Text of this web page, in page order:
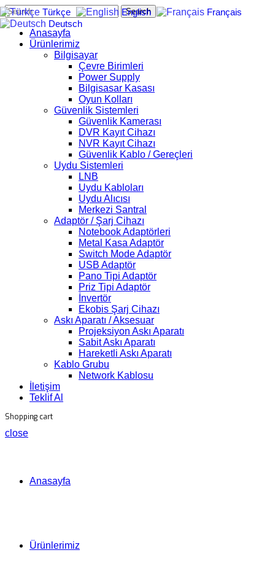
Search
Anasayfa
Ürünlerimiz
Bilgisayar
Çevre Birimleri
Power Supply
Bilgisasar Kasası
Oyun Kolları
Güvenlik Sistemleri
Güvenlik Kamerası
DVR Kayıt Cihazı
NVR Kayıt Cihazı
Güvenlik Kablo / Gereçleri
Uydu Sistemleri
LNB
Uydu Kabloları
Uydu Alıcısı
Merkezi Santral
Adaptör / Şarj Cihazı
Notebook Adaptörleri
Metal Kasa Adaptör
Switch Mode Adaptör
USB Adaptör
Pano Tipi Adaptör
Priz Tipi Adaptör
İnvertör
Ekobis Şarj Cihazı
Askı Aparatı / Aksesuar
Projeksiyon Askı Aparatı
Sabit Askı Aparatı
Hareketli Askı Aparatı
Kablo Grubu
Network Kablosu
İletişim
Teklif Al
Shopping cart
close
Anasayfa
Ürünlerimiz
Türkçe English
Français
Deutsch